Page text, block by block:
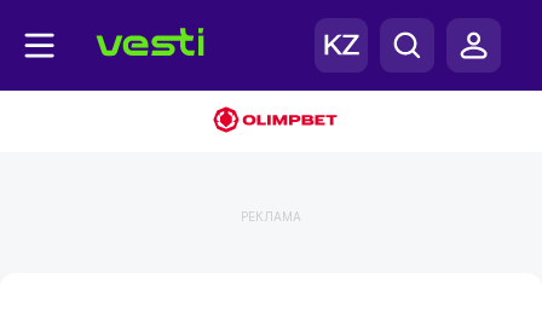
РЕКЛАМА